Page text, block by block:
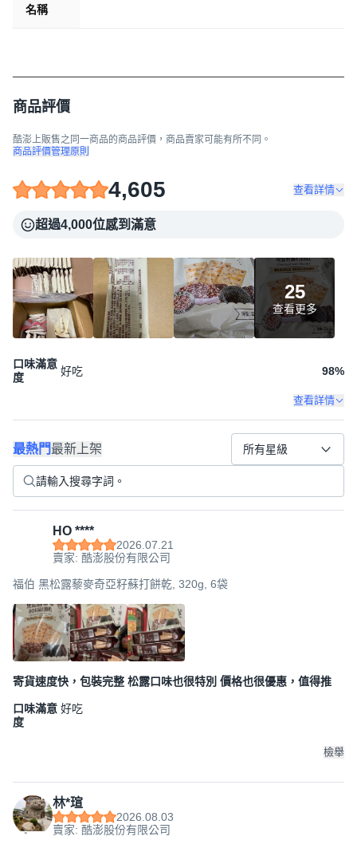
名稱
商品評價
酷澎上販售之同一商品的商品評價，商品賣家可能有所不同。
商品評價管理原則
4,605 查看詳情
超過4,000位感到滿意
25
查看更多
口味滿意
度
好吃 98%
查看詳情
最熱門最新上架 所有星級
HO ****
2026.07.21
賣家: 酷澎股份有限公司
福伯 黑松露藜麥奇亞籽蘇打餅乾, 320g, 6袋
寄貨速度快，包裝完整 松露口味也很特別 價格也很優惠，值得推
口味滿意
度
好吃
檢舉
林*瑄
2026.08.03
賣家: 酷澎股份有限公司